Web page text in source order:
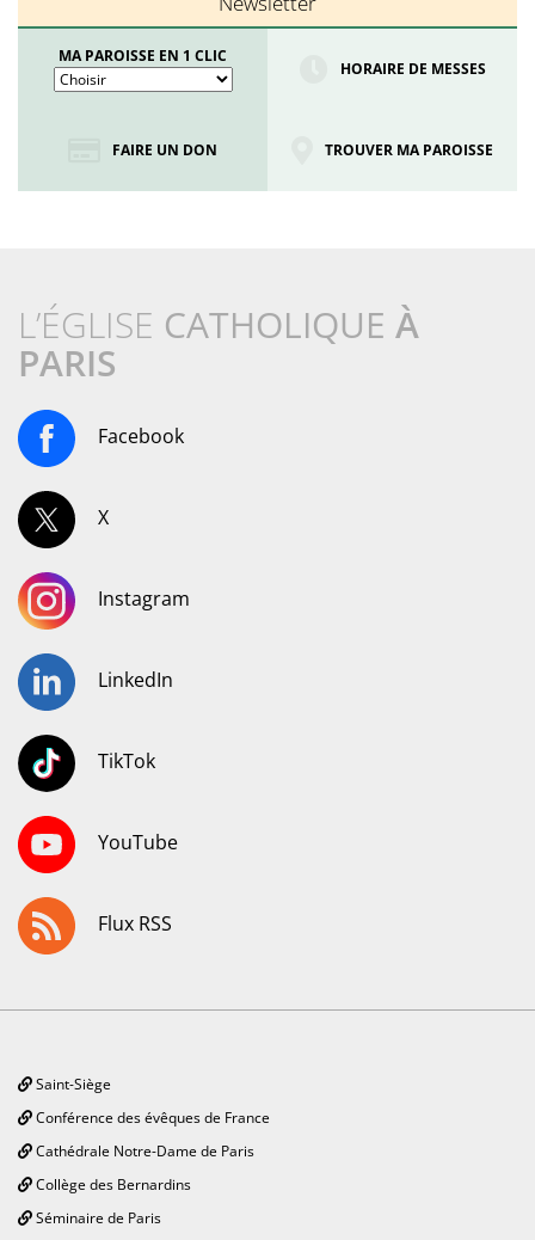
MA PAROISSE EN 1 CLIC
HORAIRE DE MESSES
FAIRE UN DON TROUVER MA PAROISSE
L’ÉGLISE CATHOLIQUE À
PARIS
Facebook
X
Instagram
LinkedIn
TikTok
YouTube
Flux RSS
Saint-Siège
Conférence des évêques de France
Cathédrale Notre-Dame de Paris
Collège des Bernardins
Séminaire de Paris